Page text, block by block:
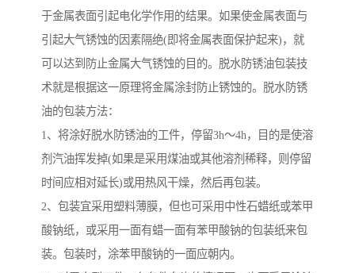
于金属表面引起电化学作用的结果。如果使金属表面与
引起大气锈蚀的因素隔绝(即将金属表面保护起来)，就
可以达到防止金属大气锈蚀的目的。脱水防锈油包装技
术就是根据这一原理将金属涂封防止锈蚀的。脱水防锈
油的包装方法：
1、将涂好脱水防锈油的工件，停留3h～4h，目的是使溶
剂汽油挥发掉(如果是采用煤油或其他溶剂稀释，则停留
时间应相对延长)或用热风干燥，然后再包装。
2、包装宜采用塑料薄膜，但也可采用中性石蜡纸或苯甲
酸钠纸，或采用一面有蜡一面有苯甲酸钠的包装纸来包
装。包装时，涂苯甲酸钠的一面应朝内。